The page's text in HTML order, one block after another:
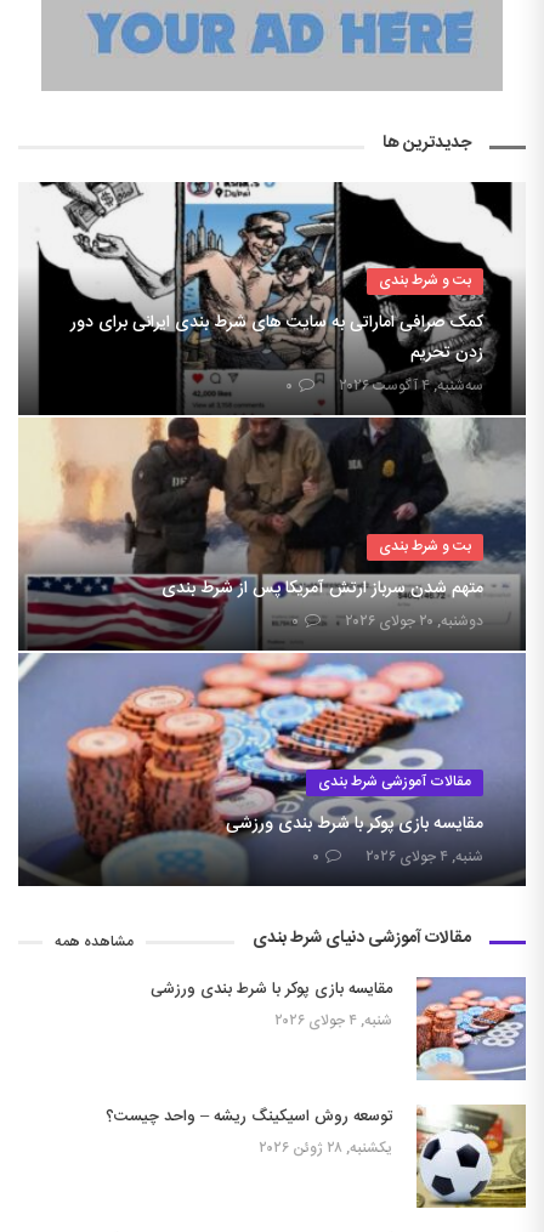
جدیدترین ها
بت و شرط بندی
کمک صرافی اماراتی به سایت های شرط بندی ایرانی برای دور
زدن تحریم
سه‌شنبه, ۴ آگوست ۲۰۲۶ ۰
بت و شرط بندی
متهم شدن سرباز ارتش آمریکا پس از شرط بندی
دوشنبه, ۲۰ جولای ۲۰۲۶ ۰
مقالات آموزشی شرط بندی
مقایسه بازی پوکر با شرط بندی ورزشی
شنبه, ۴ جولای ۲۰۲۶ ۰
مقالات آموزشی دنیای شرط بندی مشاهده همه
مقایسه بازی پوکر با شرط بندی ورزشی
شنبه, ۴ جولای ۲۰۲۶
توسعه روش اسیکینگ ریشه – واحد چیست؟
یکشنبه, ۲۸ ژوئن ۲۰۲۶